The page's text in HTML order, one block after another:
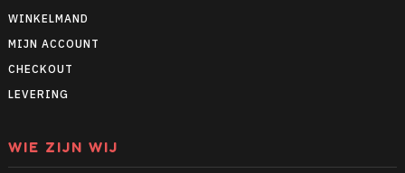
WINKELMAND
MIJN ACCOUNT
CHECKOUT
LEVERING
WIE ZIJN WIJ